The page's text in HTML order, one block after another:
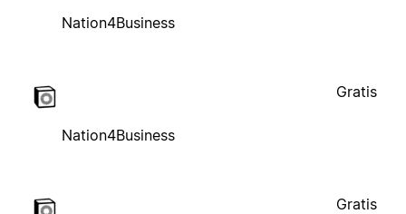
Nation4Business
Nation4Business
Gratis
Gratis